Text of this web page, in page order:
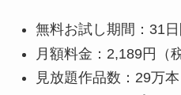
無料お試し期間：31日
月額料金：2,189円（
見放題作品数：29万